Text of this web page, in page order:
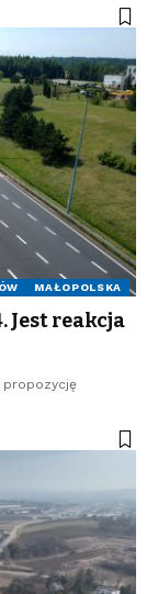
MAŁOPOLSKA
Jest reakcja
propozycję